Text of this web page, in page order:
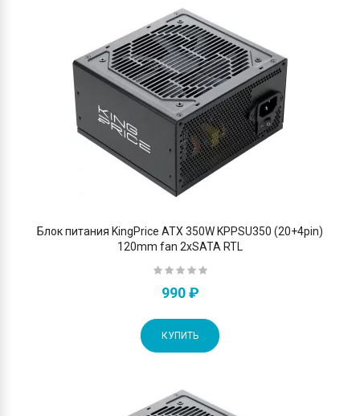
Блок питания KingPrice ATX 350W KPPSU350 (20+4pin)
120mm fan 2xSATA RTL
990 ₽
КУПИТЬ